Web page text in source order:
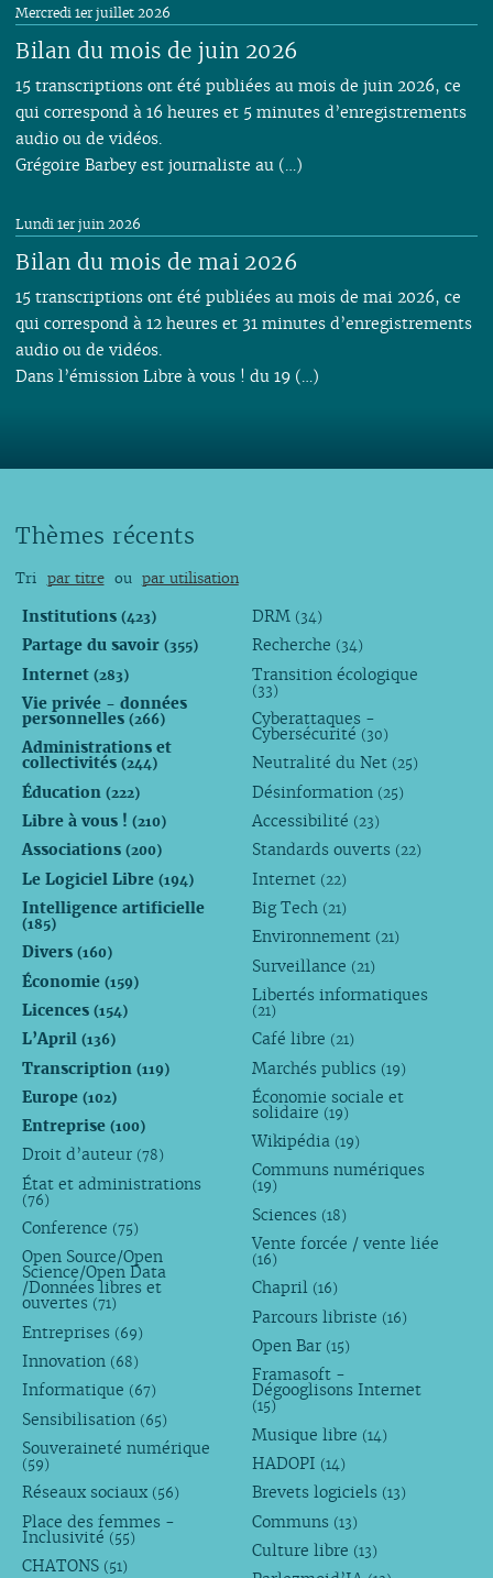
Bilan du mois de juin 2026
Mercredi 1er juillet 2026
15 transcriptions ont été publiées au mois de juin 2026, ce
qui correspond à 16 heures et 5 minutes d’enregistrements
audio ou de vidéos.
Grégoire Barbey est journaliste au (…)
Bilan du mois de mai 2026
Lundi 1er juin 2026
15 transcriptions ont été publiées au mois de mai 2026, ce
qui correspond à 12 heures et 31 minutes d’enregistrements
audio ou de vidéos.
Dans l’émission Libre à vous ! du 19 (…)
Thèmes récents
Tri par titre ou par utilisation
Institutions (423)
Partage du savoir (355)
Internet (283)
Vie privée - données
personnelles (266)
Administrations et
collectivités (244)
Éducation (222)
Libre à vous ! (210)
Associations (200)
Le Logiciel Libre (194)
Intelligence artificielle
(185)
Divers (160)
Économie (159)
Licences (154)
L’April (136)
Transcription (119)
Europe (102)
Entreprise (100)
Droit d’auteur (78)
État et administrations
(76)
Conference (75)
Open Source/Open
Science/Open Data
/Données libres et
ouvertes (71)
Entreprises (69)
Innovation (68)
Informatique (67)
Sensibilisation (65)
Souveraineté numérique
(59)
Réseaux sociaux (56)
Place des femmes -
Inclusivité (55)
CHATONS (51)
DRM (34)
Recherche (34)
Transition écologique
(33)
Cyberattaques -
Cybersécurité (30)
Neutralité du Net (25)
Désinformation (25)
Accessibilité (23)
Standards ouverts (22)
Internet (22)
Big Tech (21)
Environnement (21)
Surveillance (21)
Libertés informatiques
(21)
Café libre (21)
Marchés publics (19)
Économie sociale et
solidaire (19)
Wikipédia (19)
Communs numériques
(19)
Sciences (18)
Vente forcée / vente liée
(16)
Chapril (16)
Parcours libriste (16)
Open Bar (15)
Framasoft -
Dégooglisons Internet
(15)
Musique libre (14)
HADOPI (14)
Brevets logiciels (13)
Communs (13)
Culture libre (13)